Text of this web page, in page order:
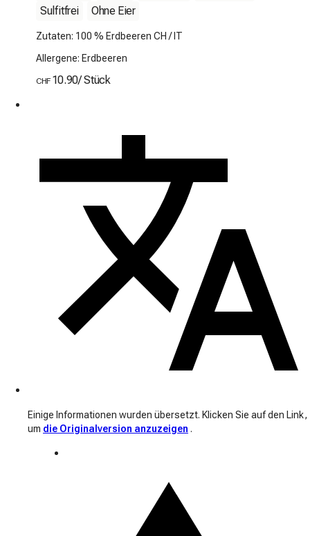
Sulfitfrei
Ohne Eier
Zutaten: 100 % Erdbeeren CH / IT
Allergene: Erdbeeren
CHF 10.90/ Stück
Einige Informationen wurden übersetzt. Klicken Sie auf den Link,
um die Originalversion anzuzeigen .